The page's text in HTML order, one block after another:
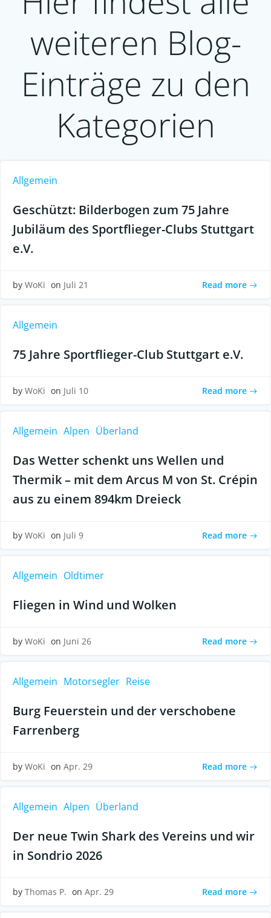
weiteren Blog-
Einträge zu den
Kategorien
Allgemein
Geschützt: Bilderbogen zum 75 Jahre
Jubiläum des Sportflieger-Clubs Stuttgart
e.V.
by WoKi on Juli 21 Read more
Allgemein
75 Jahre Sportflieger-Club Stuttgart e.V.
by WoKi on Juli 10 Read more
Allgemein Alpen Überland
Das Wetter schenkt uns Wellen und
Thermik – mit dem Arcus M von St. Crépin
aus zu einem 894km Dreieck
by WoKi on Juli 9 Read more
Allgemein Oldtimer
Fliegen in Wind und Wolken
by WoKi on Juni 26 Read more
Allgemein Motorsegler Reise
Burg Feuerstein und der verschobene
Farrenberg
by WoKi on Apr. 29 Read more
Allgemein Alpen Überland
Der neue Twin Shark des Vereins und wir
in Sondrio 2026
by Thomas P. on Apr. 29 Read more